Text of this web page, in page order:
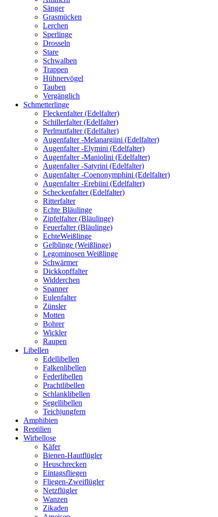
Sänger
Grasmücken
Lerchen
Sperlinge
Drosseln
Stare
Schwalben
Trappen
Hühnervögel
Tauben
Vergänglich
Schmetterlinge
Fleckenfalter (Edelfalter)
Schillerfalter (Edelfalter)
Perlmutfalter (Edelfalter)
Augenfalter -Melanargiini (Edelfalter)
Augenfalter -Elymini (Edelfalter)
Augenfalter -Maniolini (Edelfalter)
Augenfalter -Satyrini (Edelfalter)
Augenfalter -Coenonymphini (Edelfalter)
Augenfalter -Erebiini (Edelfalter)
Scheckenfalter (Edelfalter)
Ritterfalter
Echte Bläulinge
Zipfelfalter (Bläulinge)
Feuerfalter (Bläulinge)
EchteWeißlinge
Gelblinge (Weißlinge)
Legominosen Weißlinge
Schwärmer
Dickkopffalter
Widderchen
Spanner
Eulenfalter
Zünsler
Motten
Bohrer
Wickler
Raupen
Libellen
Edellibellen
Falkenlibellen
Federlibellen
Prachtlibellen
Schlanklibellen
Segellibellen
Teichjungfern
Amphibien
Reptilien
Wirbellose
Käfer
Bienen-Hautflügler
Heuschrecken
Eintagsfliegen
Fliegen-Zweiflügler
Netzflügler
Wanzen
Zikaden